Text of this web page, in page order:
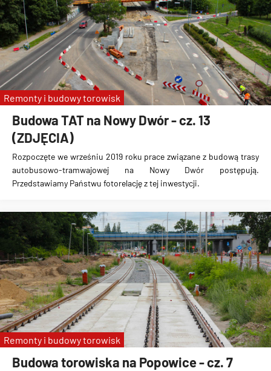
remonty torowisk
fotorelacja z remontów torowisk
św. Mikołaja
pl. Jana Pawła II
Budowa TAT na Nowy Dwór - cz. 13
(ZDJĘCIA)
Rozpoczęte we wrześniu 2019 roku prace związane z budową trasy
autobusowo-tramwajowej na Nowy Dwór postępują.
Przedstawiamy Państwu fotorelację z tej inwestycji.
Remonty i budowy torowisk
Budowa torowiska na Popowice - cz. 7
Remonty i budowy torowisk